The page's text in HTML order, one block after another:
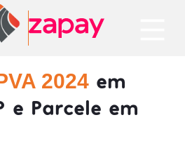
2024 em
e Parcele em